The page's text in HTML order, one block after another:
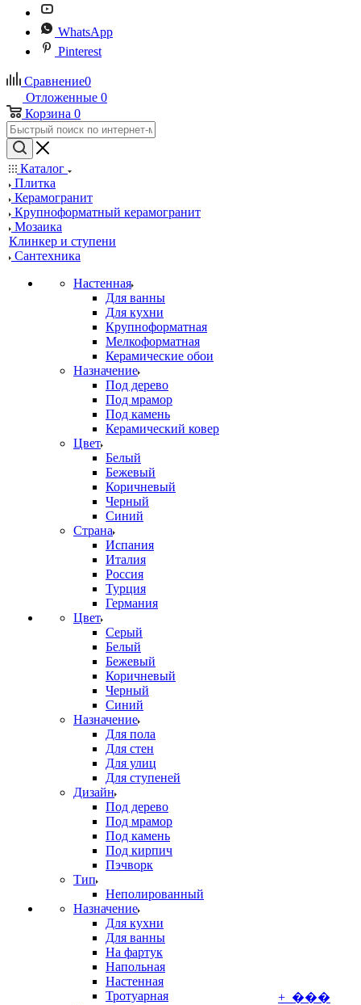
WhatsApp
Pinterest
Сравнение0
Отложенные 0
Корзина 0
Каталог
Плитка
Керамогранит
Крупноформатный керамогранит
Мозаика
Клинкер и ступени
Сантехника
Настенная
Для ванны
Для кухни
Крупноформатная
Мелкоформатная
Керамические обои
Назначение
Под дерево
Под мрамор
Под камень
Керамический ковер
Цвет
Белый
Бежевый
Коричневый
Черный
Синий
Страна
Испания
Италия
Россия
Турция
Германия
Цвет
Серый
Белый
Бежевый
Коричневый
Черный
Синий
Назначение
Для пола
Для стен
Для улиц
Для ступеней
Дизайн
Под дерево
Под мрамор
Под камень
Под кирпич
Пэчворк
Тип
Неполированный
Назначение
Для кухни
Для ванны
На фартук
Напольная
Настенная
Тротуарная
+ ���